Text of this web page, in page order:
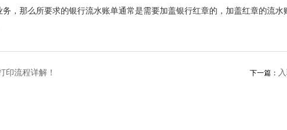
那么所要求的银行流水账单通常是需要加盖银行红章的，加盖红章的流水
印流程详解！ 下一篇：